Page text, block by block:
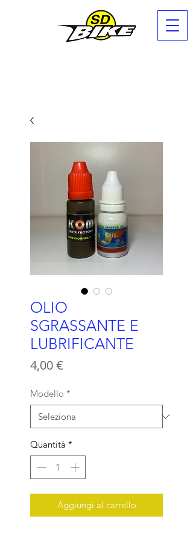
OLIO
SGRASSANTE E
LUBRIFICANTE
4,00 €
Modello *
Quantità *
Aggiungi al carrello